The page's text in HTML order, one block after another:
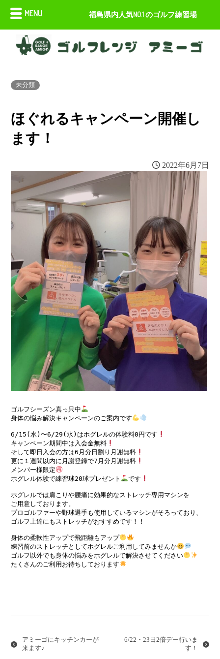
未分類
ほぐれるキャンペーン開催し
ます！
2022年6月7日
ゴルフシーズン真っ只中
身体の悩み解決キャンペーンのご案内です
6/15(水)〜6/29(水)はホグレルの体験料0円です
キャンペーン期間中は入会金無料
そして即日入会の方は6月分日割り月謝無料
更に１週間以内に月謝登録で7月分月謝無料
メンバー様限定
ホグレル体験で練習球20球プレゼント
です
ホグレルでは肩こりや腰痛に効果的なストレッチ専用マシンを
ご用意しております。
プロゴルファーや野球選手も使用しているマシンがそろっており、
ゴルフ上達にもストレッチがおすすめです！！
身体の柔軟性アップで飛距離もアップ
練習前のストレッチとしてホグレルご利用してみませんか
ゴルフ以外でも身体の悩みをホグレルで解決させてください
たくさんのご利用お待ちしております
稿
ナ
ビ
アミーゴにキッチンカーが
来ます♪
6/22・23日2倍デー行いま
す！
MENU 福島県内人気NO.1 のゴルフ練習場